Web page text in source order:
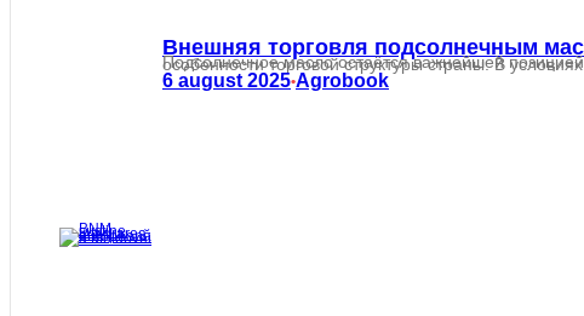
Внешняя торговля подсолнечным
Подсолнечное масло остаётся важнейшей позицией в аграрном экспорте Республики Молдова, отражая как потенциал
6 august 2025•Agrobook